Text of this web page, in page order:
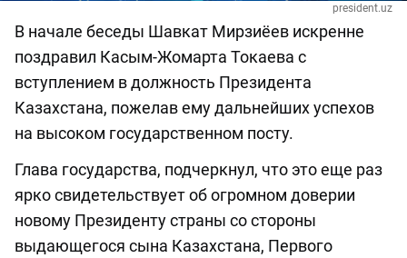
president.uz
В начале беседы Шавкат Мирзиёев искренне
поздравил Касым-Жомарта Токаева с
вступлением в должность Президента
Казахстана, пожелав ему дальнейших успехов
на высоком государственном посту.
Глава государства, подчеркнул, что это еще раз
ярко свидетельствует об огромном доверии
новому Президенту страны со стороны
выдающегося сына Казахстана, Первого